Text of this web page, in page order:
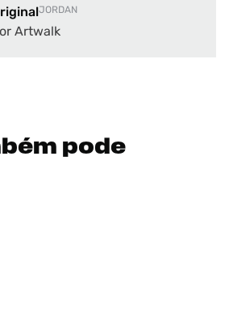
JORDAN
Artwalk
pode